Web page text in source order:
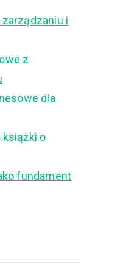
i
z
dla
książki o
fundament